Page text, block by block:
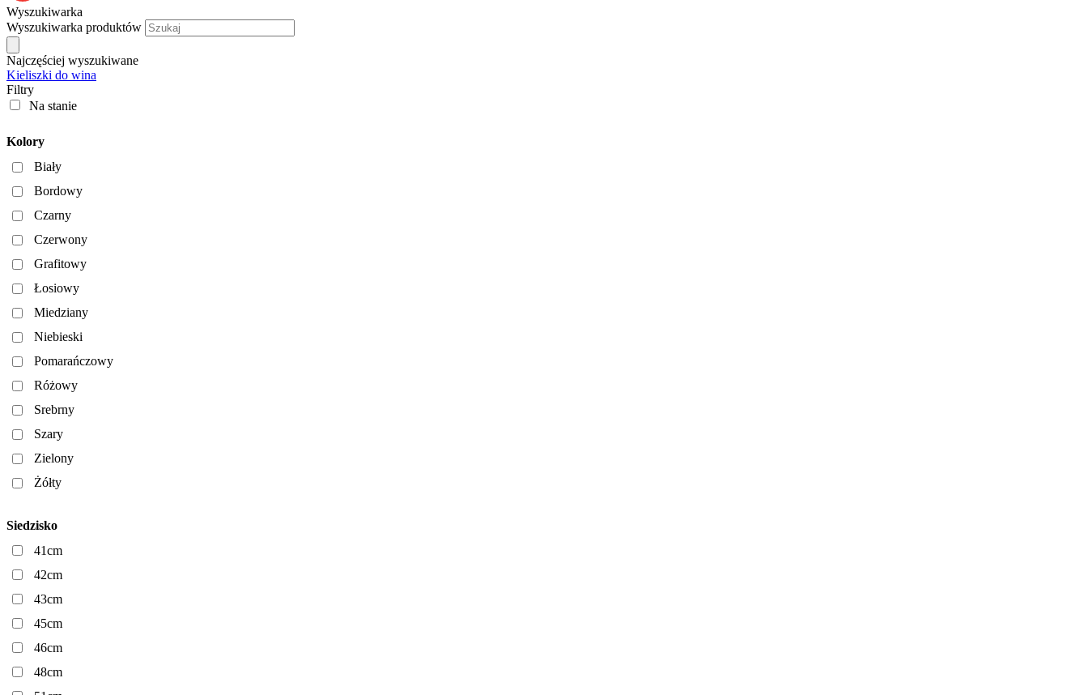
Wyszukiwarka
Wyszukiwarka produktów
Najczęściej wyszukiwane
Kieliszki do wina
Filtry
Na stanie
Kolory
Biały
Bordowy
Czarny
Czerwony
Grafitowy
Łosiowy
Miedziany
Niebieski
Pomarańczowy
Różowy
Srebrny
Szary
Zielony
Żółty
Siedzisko
41cm
42cm
43cm
45cm
46cm
48cm